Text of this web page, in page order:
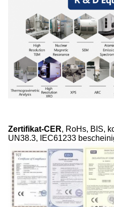
Zertifikat-CER, RoHs, BIS,
UN38.3, IEC61233